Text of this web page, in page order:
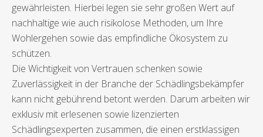
gewährleisten. Hierbei legen sie sehr großen Wert auf
nachhaltige wie auch risikolose Methoden, um Ihre
Wohlergehen sowie das empfindliche Ökosystem zu
schützen.
Die Wichtigkeit von Vertrauen schenken sowie
Zuverlässigkeit in der Branche der Schädlingsbekämpfer
kann nicht gebührend betont werden. Darum arbeiten wir
exklusiv mit erlesenen sowie lizenzierten
Schädlingsexperten zusammen, die einen erstklassigen